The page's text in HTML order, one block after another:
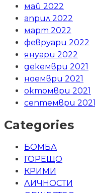
май 2022
април 2022
март 2022
февруари 2022
януари 2022
декември 2021
ноември 2021
октомври 2021
септември 2021
Categories
БОМБА
ГОРЕЩО
КРИМИ
ЛИЧНОСТИ